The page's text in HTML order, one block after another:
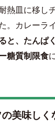
熱皿に移し
。カレーラ
と、たんぱ
糖質制限食
美味しく